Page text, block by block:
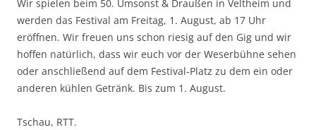
Wir spielen beim 50. Umsonst & Draußen in Veltheim und
werden das Festival am Freitag, 1. August, ab 17 Uhr
eröffnen. Wir freuen uns schon riesig auf den Gig und wir
hoffen natürlich, dass wir euch vor der Weserbühne sehen
oder anschließend auf dem Festival-Platz zu dem ein oder
anderen kühlen Getränk. Bis zum 1. August.
Tschau, RTT.